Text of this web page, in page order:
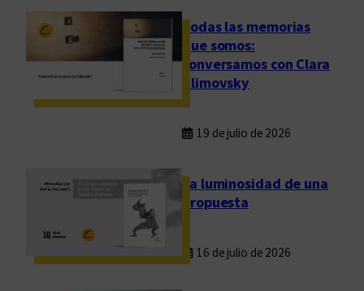
Todas las memorias
que somos:
conversamos con Clara
Klimovsky
19 de julio de 2026
La luminosidad de una
propuesta
16 de julio de 2026